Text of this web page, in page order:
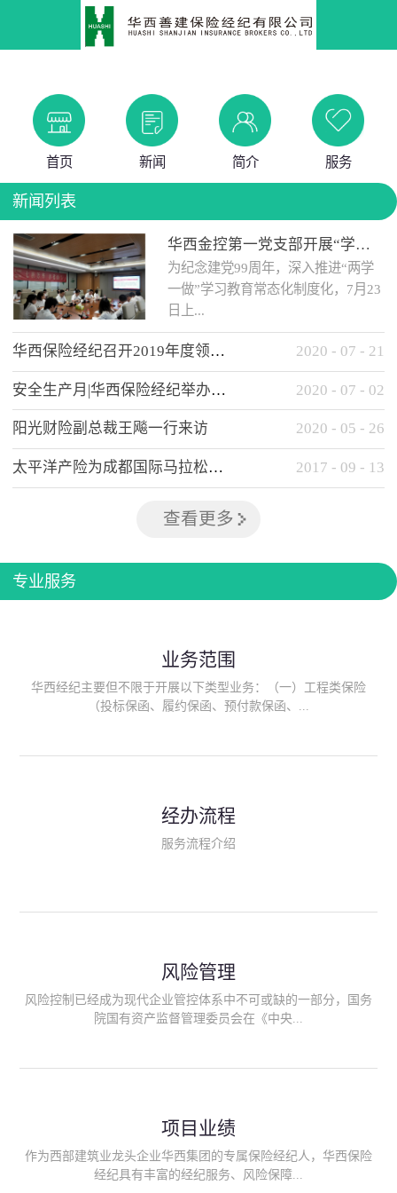
首页 新闻 简介 服务
新闻列表
华西金控第一党支部开展“学党史 知党情 做合格党员”主题教育工作会
为纪念建党99周年，深入推进“两学
一做”学习教育常态化制度化，7月23
日上...
午，华西金控第一党支部举办了“学
党史、知党情、...
华西保险经纪召开2019年度领导班子述职考核工作会 2020 - 07 - 21
安全生产月|华西保险经纪举办应急消防安全知识培训 2020 - 07 - 02
阳光财险副总裁王飚一行来访 2020 - 05 - 26
太平洋产险为成都国际马拉松提供全方位保险保障 2017 - 09 - 13
查看更多
专业服务
业务范围
华西经纪主要但不限于开展以下类型业务：（一）工程类保险
（投标保函、履约保函、预付款保函、...
险、政府公共安全责任保险/自然灾害公众责任保险、精神病监护
人责任险、首台套/首版次保险、科技保险等）；（三）传统财产
险产品；（六）保险招投标业务。随着业务的开展，华西经纪会
供专业、优质的保险经纪服务。
经办流程
服务流程介绍
风险管理
风险控制已经成为现代企业管控体系中不可或缺的一部分，国务
院国有资产监督管理委员会在《中央...
能够为客户降低风险管理成本，提高经营效率；能够为企业提供
从风险评估、风险分析、风险防范、风险转移到灾后防损、索赔
等全方位、全过程、专家式的服务，拓展和深化由保险公司提供
项目业绩
作为西部建筑业龙头企业华西集团的专属保险经纪人，华西保险
经纪具有丰富的经纪服务、风险保障...